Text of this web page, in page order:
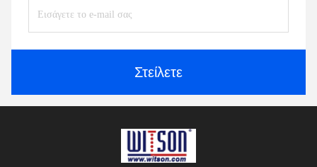
Στείλετε